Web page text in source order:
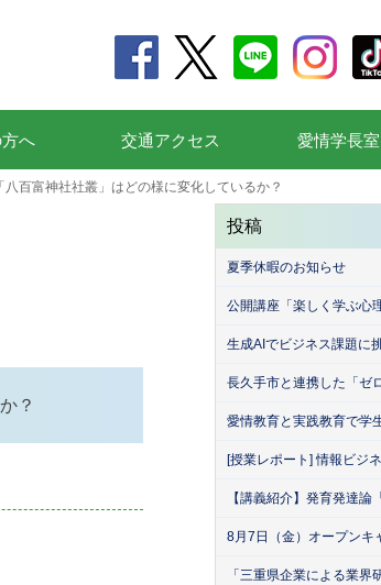
へ 交通アクセス 愛情学長室
百富神社社叢」はどの様に変化しているか？
？
投稿
夏季休暇のお知らせ
公開講座「楽しく学ぶ心
生成AIでビジネス課題
長久手市と連携した「ゼ
愛情教育と実践教育で学
[授業レポート] 情報ビジ
【講義紹介】発育発達論
8月7日（金）オープンキ
「三重県企業による業界